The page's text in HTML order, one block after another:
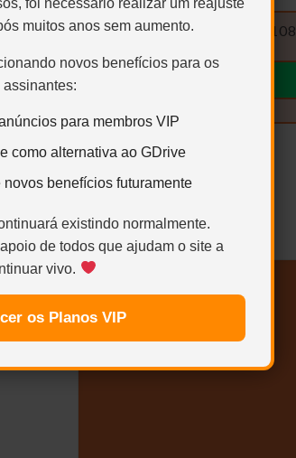
muitos anos sem aumento.
novos benefícios para os
assinantes:
para membros VIP
como alternativa ao GDrive
novos benefícios futuramente
existindo normalmente.
de todos que ajudam o site a
vivo.
os Planos VIP
BLURAY